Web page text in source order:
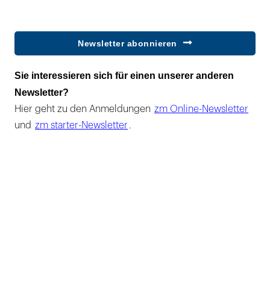
Newsletter abonnieren
Sie interessieren sich für einen unserer anderen
Newsletter?
Hier geht zu den Anmeldungen zm Online-Newsletter
und zm starter-Newsletter .